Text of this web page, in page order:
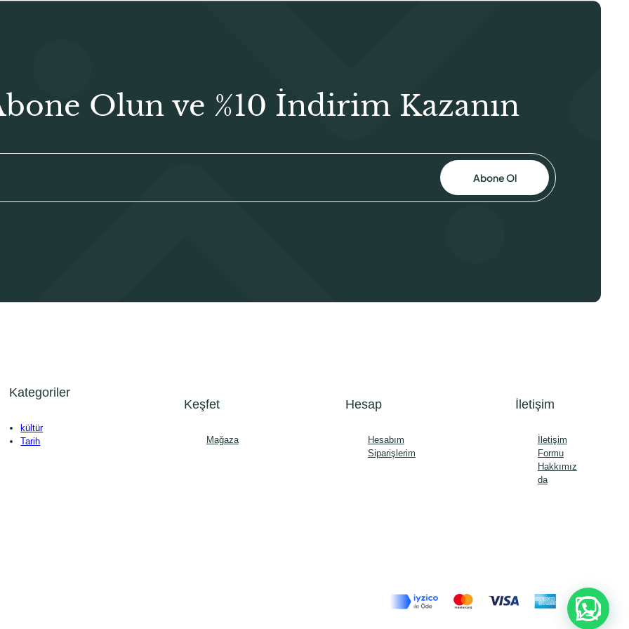
Olun ve %10 İndirim Kazanın
Abone Ol
Kategoriler
kültür
Tarih
Keşfet
Mağaza
Hesap
Hesabım
Siparişlerim
İletişim
İletişim
Formu
Hakkımız
da